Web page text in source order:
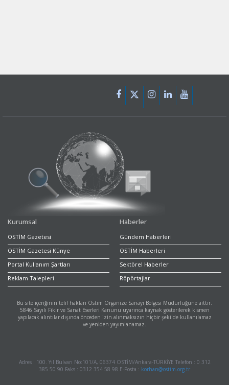
Kurumsal
OSTİM Gazetesi
OSTİM Gazetesi Künye
Portal Kullanım Şartları
Reklam Talepleri
Haberler
Gündem Haberleri
OSTİM Haberleri
Sektörel Haberler
Röpörtajlar
Bu site içeriğinin telif hakları Ostim Organize Sanayi Bölgesi Müdürlüğüne aittir.
5846 Sayılı Fikir ve Sanat Eserleri Kanunu uyarınca kaynak gösterilerek kısmen
yapılacak alıntılar dışında önceden izin alınmaksızın hiçbir şekilde kullanılamaz
ve yeniden yayımlanamaz.
Adres : 100. Yıl Bulvarı No:101/A, 06374 OSTİM/Ankara-TÜRKİYE Telefon : 0 312
385 50 90 Faks : 0312 354 58 98 E-Posta : korhan@ostim.org.tr